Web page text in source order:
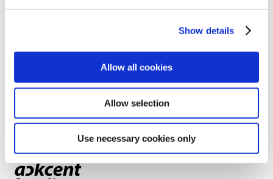
Show details
Allow all cookies
Allow selection
Use necessary cookies only
trobar elspunts feblesde la tecnologia per ajudar
risc digitali d’aquesta
caracterí­stiques del negoci de cada empresa.
Ack Admin